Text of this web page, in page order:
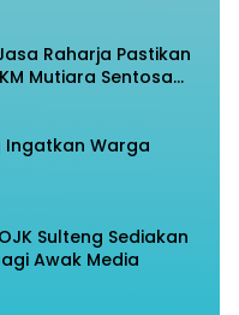
Raharja Pastikan
Mutiara Sentosa
Ingatkan Warga
Sulteng Sediakan
Awak Media